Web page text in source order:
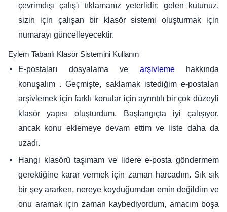
çevrimdışı çalış'ı tıklamanız yeterlidir; gelen kutunuz,
sizin için çalışan bir klasör sistemi oluşturmak için
numarayı güncelleyecektir.
Eylem Tabanlı Klasör Sistemini Kullanın
E-postaları dosyalama ve arşivlemehakkında
konuşalım . Geçmişte, saklamak istediğim e-postaları
arşivlemek için farklı konular için ayrıntılı bir çok düzeyli
klasör yapısı oluşturdum. Başlangıçta iyi çalışıyor,
ancak konu eklemeye devam ettim ve liste daha da
uzadı.
Hangi klasörü taşımam ve lidere e-posta göndermem
gerektiğine karar vermek için zaman harcadım. Sık sık
bir şey ararken, nereye koyduğumdan emin değildim ve
onu aramak için zaman kaybediyordum, amacım boşa